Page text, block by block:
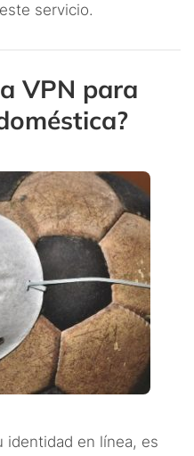
servicio.
VPN para
identidad en línea, es